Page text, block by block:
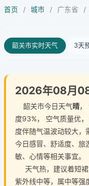
首页 / 城市 / 广东省 /
韶关市实时天气 3天
2026年08月08
韶关市今日天气晴
度93%， 空气质量优
度伴随气温波动较大，
今日感冒、舒适度、旅
敏、心情等相关事宜。
天气热，建议着短裙
紫外线中等，属中等强